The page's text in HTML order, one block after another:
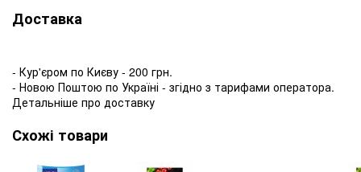
Доставка
- Кур'єром по Києву - 200 грн.
- Новою Поштою по Україні - згідно з тарифами оператора.
Детальніше про доставку
Схожі товари